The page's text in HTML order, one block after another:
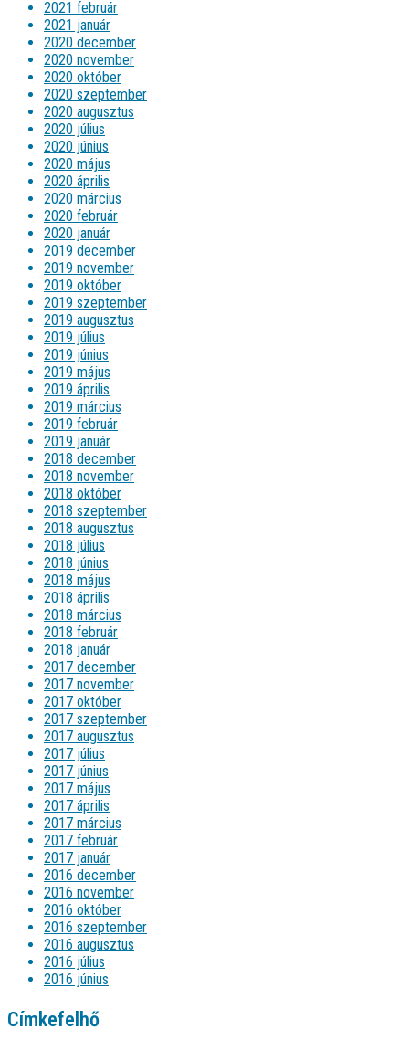
2021 február
2021 január
2020 december
2020 november
2020 október
2020 szeptember
2020 augusztus
2020 július
2020 június
2020 május
2020 április
2020 március
2020 február
2020 január
2019 december
2019 november
2019 október
2019 szeptember
2019 augusztus
2019 július
2019 június
2019 május
2019 április
2019 március
2019 február
2019 január
2018 december
2018 november
2018 október
2018 szeptember
2018 augusztus
2018 július
2018 június
2018 május
2018 április
2018 március
2018 február
2018 január
2017 december
2017 november
2017 október
2017 szeptember
2017 augusztus
2017 július
2017 június
2017 május
2017 április
2017 március
2017 február
2017 január
2016 december
2016 november
2016 október
2016 szeptember
2016 augusztus
2016 július
2016 június
Címkefelhő